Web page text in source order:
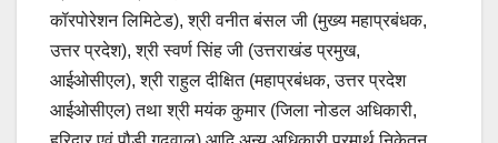
कॉरपोरेशन लिमिटेड), श्री वनीत बंसल जी (मुख्य महाप्रबंधक,
उत्तर प्रदेश), श्री स्वर्ण सिंह जी (उत्तराखंड प्रमुख,
आईओसीएल), श्री राहुल दीक्षित (महाप्रबंधक, उत्तर प्रदेश
आईओसीएल) तथा श्री मयंक कुमार (जिला नोडल अधिकारी,